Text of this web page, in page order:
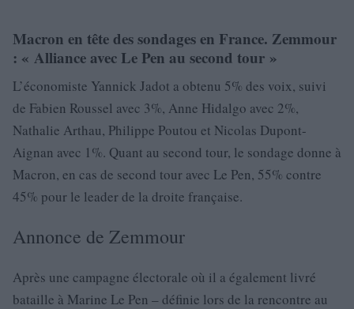
Macron en tête des sondages en France. Zemmour
: « Alliance avec Le Pen au second tour »
L’économiste Yannick Jadot a obtenu 5% des voix, suivi
de Fabien Roussel avec 3%, Anne Hidalgo avec 2%,
Nathalie Arthau, Philippe Poutou et Nicolas Dupont-
Aignan avec 1%. Quant au second tour, le sondage donne à
Macron, en cas de second tour avec Le Pen, 55% contre
45% pour le leader de la droite française.
Annonce de Zemmour
Après une campagne électorale où il a également livré
bataille à Marine Le Pen – définie lors de la rencontre au